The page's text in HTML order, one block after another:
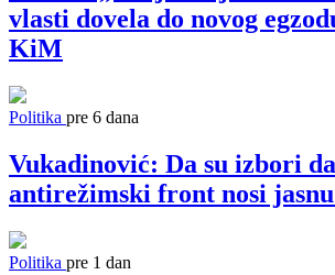
vlasti dovela do novog
KiM
Politika pre 6 dana
Vukadinović: Da su izbori
antirežimski front nosi
Politika pre 1 dan